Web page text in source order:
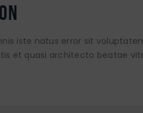
iste natus error sit
et quasi architecto beatae